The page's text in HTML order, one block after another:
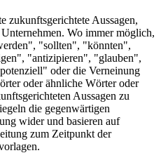
zukunftsgerichtete Aussagen,
Wo immer möglich,
"sollten", "könnten",
"antizipieren", "glauben",
oder die Verneinung
oder ähnliche Wörter oder
Aussagen zu
die gegenwärtigen
wider und basieren auf
zum Zeitpunkt der